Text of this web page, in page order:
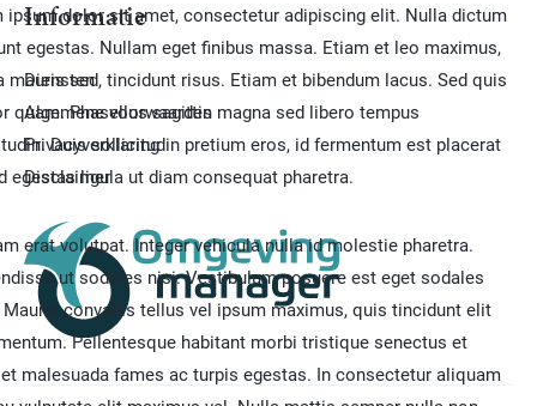
ipsum dolor sit amet, consectetur adipiscing elit. Nulla dictum
egestas. Nullam eget finibus massa. Etiam et leo maximus,
mauris sed, tincidunt risus. Etiam et bibendum lacus. Sed quis
quam. Phasellus sagittis magna sed libero tempus
Duis sollicitudin pretium eros, id fermentum est placerat
egestas ligula ut diam consequat pharetra.
erat volutpat. Integer vehicula nulla id molestie pharetra.
ut sodales nisi. Vestibulum posuere est eget sodales
convallis tellus vel ipsum maximus, quis tincidunt elit
Pellentesque habitant morbi tristique senectus et
malesuada fames ac turpis egestas. In consectetur aliquam
Informatie
Diensten
Algemene voorwaarden
Privacyverklaring
Disclaimer